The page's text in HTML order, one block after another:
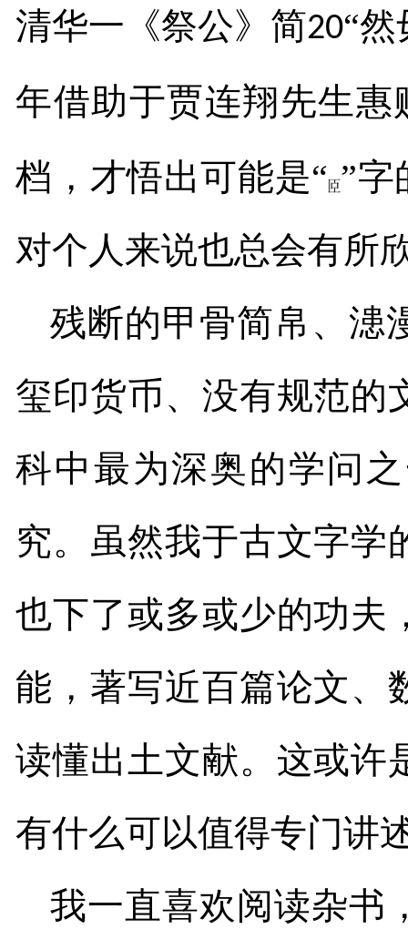
清华一《祭公》简20“
年借助于贾连翔先生
档，才悟出可能是“ ”字
对个人来说也总会有所
残断的甲骨简帛、漶
玺印货币、没有规范的
科中最为深奥的学问
究。虽然我于古文字学
也下了或多或少的功夫
能，著写近百篇论文、
读懂出土文献。这或许
有什么可以值得专门讲
我一直喜欢阅读杂书